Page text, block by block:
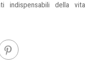
indispensabili della vita